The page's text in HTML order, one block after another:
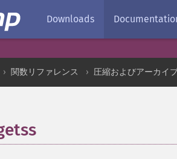
Downloads
関数リファレンス 圧縮およびアーカイ